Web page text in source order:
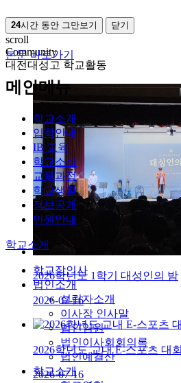
24시간 동안 그만보기 닫기
본문 바로가기
메인메뉴
학교소개
입학안내
IB 교육
학교소식
교육과정
학교생활
정보공개
민원안내
학교소개
학교장인사
법인소개
설립자소개
이사장 인사말
법인임원
법인이사회회의록
법인예결산
학교소개
scroll
Community
대전대성고 학교활동
2026학년도 1학기 대성인의 밤
2026-07-16
2026학년도 교내 E-스포츠 대회
2026-07-16